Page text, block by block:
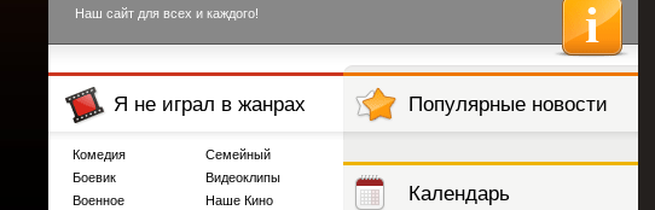
Наш сайт для всех и каждого!
Я не играл в жанрах
Комедия
Боевик
Военное
Семейный
Видеоклипы
Наше Кино
Популярные новости
Календарь